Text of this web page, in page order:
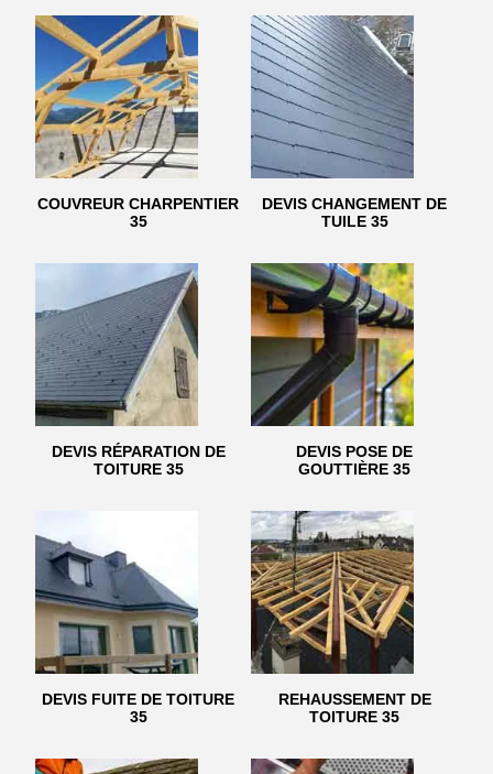
COUVREUR CHARPENTIER
35
DEVIS CHANGEMENT DE
TUILE 35
DEVIS RÉPARATION DE
TOITURE 35
DEVIS POSE DE
GOUTTIÈRE 35
DEVIS FUITE DE TOITURE
35
REHAUSSEMENT DE
TOITURE 35